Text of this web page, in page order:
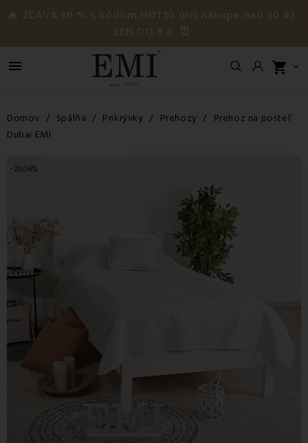
🔥 ZĽAVA 10 % s kódom HOT10 (pri nákupe nad 30 €) –
LEN DO 9.8. ⏰
 shopping_cart 
Domov Spálňa Prikrývky Prehozy
Prehoz na posteľ
Dubai EMI
-20,06%